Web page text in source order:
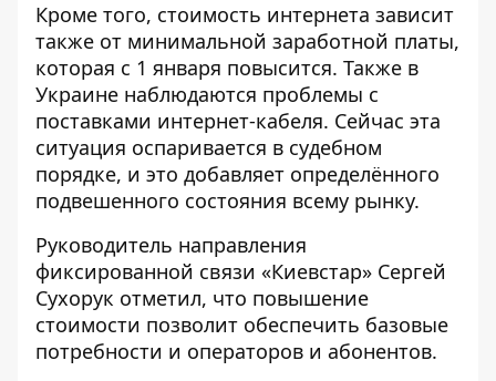
Кроме того, стоимость интернета зависит
также от минимальной заработной платы,
которая с 1 января повысится. Также в
Украине наблюдаются проблемы с
поставками интернет-кабеля. Сейчас эта
ситуация оспаривается в судебном
порядке, и это добавляет определённого
подвешенного состояния всему рынку.
Руководитель направления
фиксированной связи «Киевстар» Сергей
Сухорук отметил, что повышение
стоимости позволит обеспечить базовые
потребности и операторов и абонентов.